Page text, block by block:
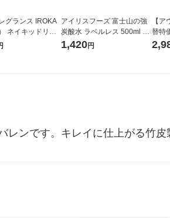
グランス IROKA
ネイキッドリリ
軟剤 詰め替え 超
アイリスフーズ 富士山の強
炭酸水 ラベルレス 500ml 1
箱（24本入）
1,420円
【
替特
し 無
ンです。キレイに仕上がる竹皮